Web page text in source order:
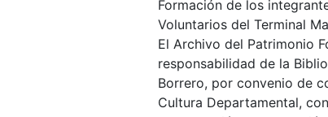
Formación de los
Voluntarios del Terminal
El Archivo del Patrimonio
responsabilidad de la
Borrero, por convenio de
Cultura Departamental,